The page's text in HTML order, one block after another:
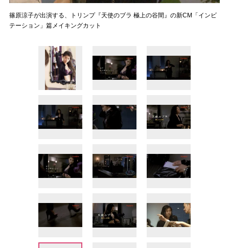
篠原涼子が出演する、トリンプ『天使のブラ 極上の谷間』の新CM「インビ
テーション」篇メイキングカット